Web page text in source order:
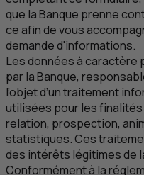
que la Banque prenne
ce afin de vous
demande d'informations.
Les données à
par la Banque,
l’objet d’un traitement
utilisées pour les
relation, prospection,
statistiques. Ces
des intérêts légitimes de
Conformément à la